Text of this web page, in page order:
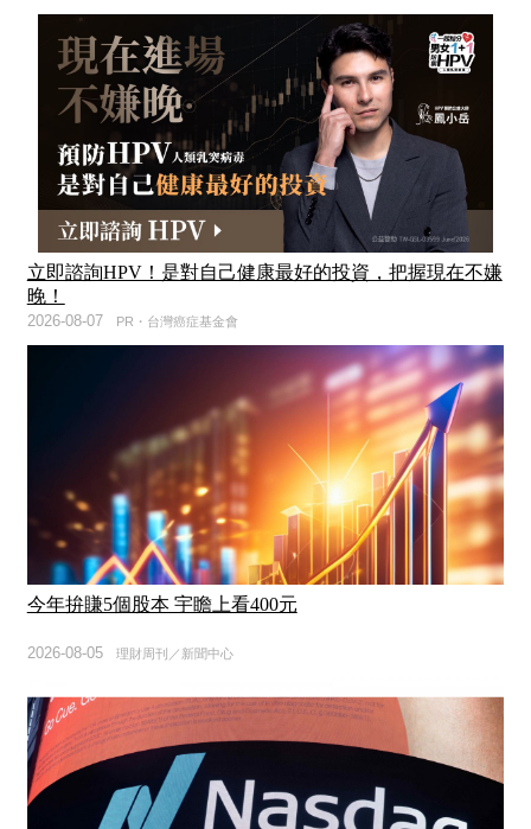
立即諮詢HPV！是對自己健康最好的投資，把握現在不嫌
晚！
PR・台灣癌症基金會
2026-08-07
今年拚賺5個股本 宇瞻上看400元
理財周刊／新聞中心
2026-08-05